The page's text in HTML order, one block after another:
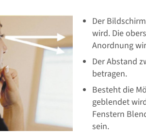
Der
wird. Die
Anordnung
Der Abstand
betragen.
Besteht die
geblendet
Fenstern
sein.